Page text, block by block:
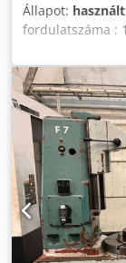
Állapot: használt
fordulatszáma :
Afpeha -
[fordulat/perc] -
2400 x 2500
SIEMENS 840D
vezérléssel -